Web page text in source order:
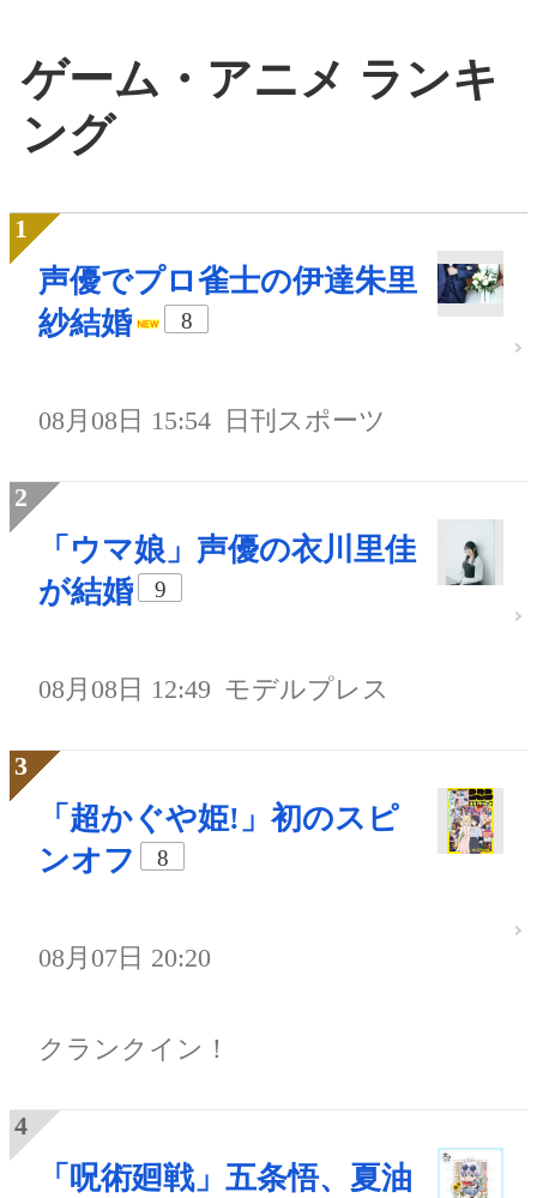
ゲーム・アニメ ランキ
ング
声優でプロ雀士の伊達朱里
紗結婚
8
08月08日 15:54 日刊スポーツ
「ウマ娘」声優の衣川里佳
が結婚
9
08月08日 12:49 モデルプレス
「超かぐや姫!」初のスピ
ンオフ
8
08月07日 20:20
クランクイン！
「呪術廻戦」五条悟、夏油